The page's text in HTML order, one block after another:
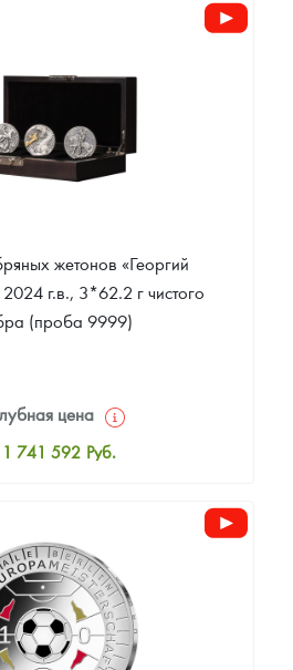
Звоните
жетонов «Георгий
г.в., 3*62.2 г чистого
(проба 9999)
цена
1 741 592 Руб.
Цена выкупа
Звоните